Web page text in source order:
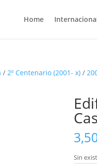
Home
/2º Centenario (2001- x) /
Sin